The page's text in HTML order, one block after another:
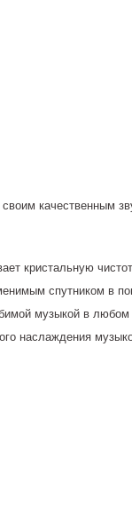
качественным
кристальную
спутником в
музыкой в любом
наслаждения